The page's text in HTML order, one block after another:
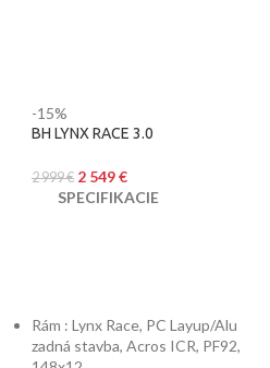
-15%
BH LYNX RACE 3.0
2 999€ 2 549€
SPECIFIKACIE
Rám : Lynx Race, PC Layup/Alu
zadná stavba, Acros ICR, PF92,